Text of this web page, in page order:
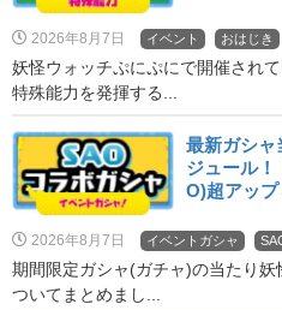
2026年8月7日 イベント おはじき
妖怪ウォッチぷにぷにで開催され
特殊能力を発揮する...
最新ガシャ
ジュール！
O)超アップ
2026年8月7日 イベントガシャ
期間限定ガシャ(ガチャ)の当たり
ついてまとめまし...